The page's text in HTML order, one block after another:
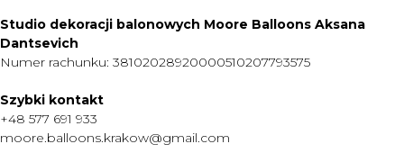
Studio dekoracji balonowych Moore Balloons Aksana
Dantsevich
Numer rachunku: 38102028920000510207793575
Szybki kontakt
+48 577 691 933
moore.balloons.krakow@gmail.com
KONTAKT
O NAS
CENNIK
WARTO WIEDZIEĆ